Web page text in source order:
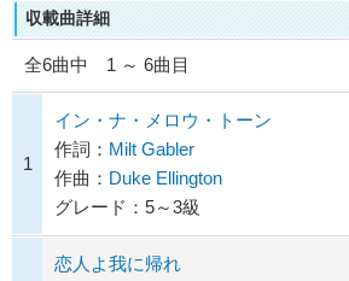
収載曲詳細
全6曲中 1 ～ 6曲目
1
イン・ナ・メロウ・トーン
作詞： Milt Gabler
作曲： Duke Ellington
グレード：5～3級
恋人よ我に帰れ